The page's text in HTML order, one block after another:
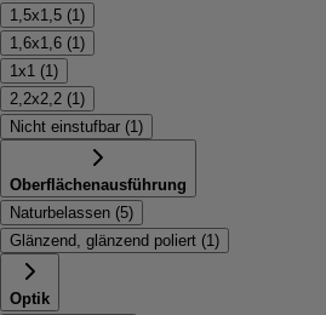
1,5x1,5 (1)
1,6x1,6 (1)
1x1 (1)
2,2x2,2 (1)
Nicht einstufbar (1)
Oberflächenausführung
Naturbelassen (5)
Glänzend, glänzend poliert (1)
Optik